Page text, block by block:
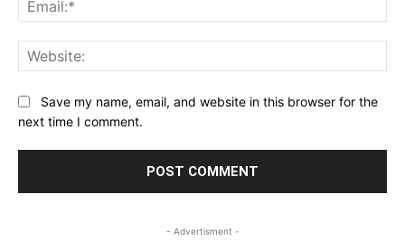
Save my name, email, and website in this browser for the
next time I comment.
- Advertisment -